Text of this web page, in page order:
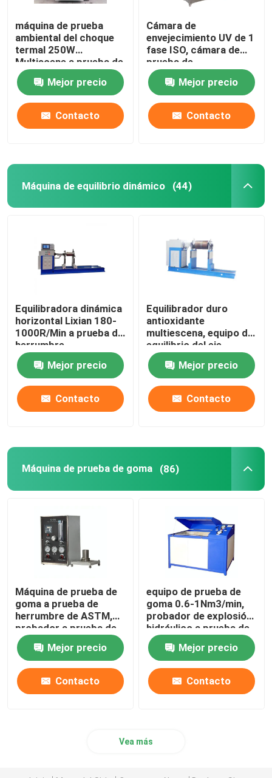
máquina de prueba
ambiental del choque
termal 250W
Multiscene a prueba de
herrumbre
Mejor precio
Contacto
Cámara de
envejecimiento UV de 1
fase ISO, cámara de
prueba de
envejecimiento
acelerado
anticorrosivo
Mejor precio
Contacto
Máquina de equilibrio dinámico (44)
Equilibradora dinámica
horizontal Lixian 180-
1000R/Min a prueba de
herrumbre
Mejor precio
Contacto
Equilibrador duro
antioxidante
multiescena, equipo de
equilibrio del eje
impulsor estable
Mejor precio
Contacto
Máquina de prueba de goma (86)
Máquina de prueba de
goma a prueba de
herrumbre de ASTM,
probador a prueba de
explosiones del índice
del oxígenoMejor precio
Contacto
equipo de prueba de
goma 0.6-1Nm3/min,
probador de explosión
hidráulico a prueba de
explosiones
Mejor precio
Contacto
Vea más